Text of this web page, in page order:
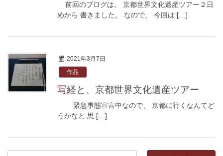
前回のブログは、 京都世界文化遺産ツアー２日
めから 書きました。 なので、 今回は […]
2021年3月7日
作品
写経と、京都世界文化遺産ツアー
緊急事態宣言中なので、 京都に行くなんてど
うかなと 思 […]